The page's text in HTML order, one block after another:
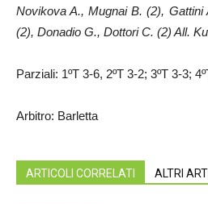
Novikova A., Mugnai B. (2), Gattini
(2), Donadio G., Dottori C. (2) All.
Parziali: 1ºT 3-6, 2ºT 3-2; 3ºT 3-3;
Arbitro: Barletta
ARTICOLI CORRELATI ALTRI